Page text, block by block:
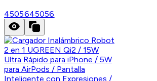
4505645056